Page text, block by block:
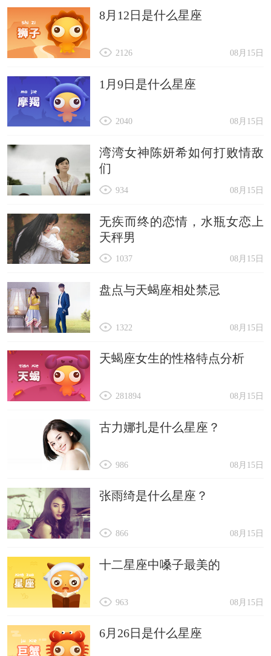
8月12日是什么星座
08月15日
2126
1月9日是什么星座
08月15日
2040
湾湾女神陈妍希如何打败情敌
们
08月15日
934
无疾而终的恋情，水瓶女恋上
天秤男
08月15日
1037
盘点与天蝎座相处禁忌
08月15日
1322
天蝎座女生的性格特点分析
08月15日
281894
古力娜扎是什么星座？
08月15日
986
张雨绮是什么星座？
08月15日
866
十二星座中嗓子最美的
08月15日
963
6月26日是什么星座